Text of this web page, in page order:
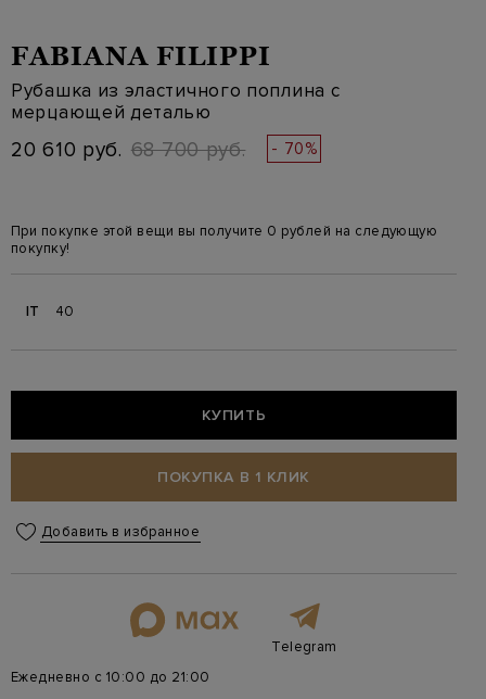
FABIANA FILIPPI
Рубашка из эластичного поплина с
мерцающей деталью
20 610 руб. 68 700 руб. - 70%
При покупке этой вещи вы получите 0 рублей на следующую
покупку!
IT 40
КУПИТЬ
ПОКУПКА В 1 КЛИК
Добавить в избранное
Telegram
Ежедневно с 10:00 до 21:00